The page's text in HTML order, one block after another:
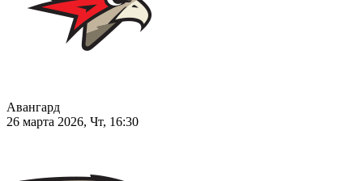
Авангард
26 марта 2026, Чт, 16:30